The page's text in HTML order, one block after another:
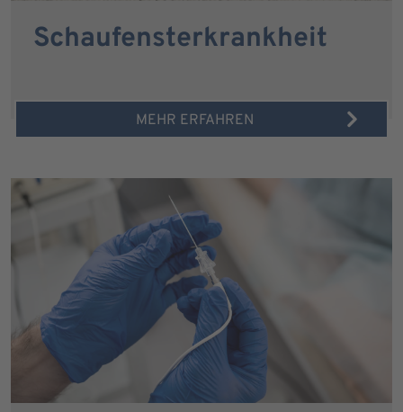
Schaufensterkrankheit
MEHR ERFAHREN